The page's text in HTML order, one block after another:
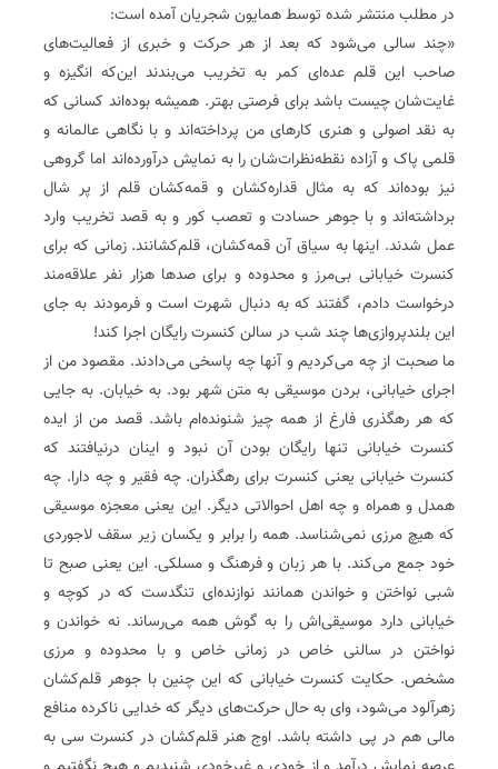
در مطلب منتشر شده توسط همایون شجریان آمده است:
«چند سالی می‌شود که بعد از هر حرکت و خبری از فعالیت‌های
صاحب این قلم عده‌ای کمر به تخریب می‌بندند این‌که انگیزه و
غایت‌شان چیست باشد برای فرصتی بهتر. همیشه بوده‌اند کسانی که
به نقد اصولی و هنری کارهای من پرداخته‌اند و با نگاهی عالمانه و
قلمی پاک و آزاده نقطه‌نظرات‌شان را به نمایش درآورده‌اند اما گروهی
نیز بوده‌اند که به مثال قداره‌کشان و قمه‌کشان قلم از پر شال
برداشته‌اند و با جوهر حسادت و تعصب کور و به قصد تخریب وارد
عمل شدند. اینها به سیاق آن قمه‌کشان، قلم‌کشانند. زمانی که برای
کنسرت خیابانی بی‌مرز و محدوده و برای صدها هزار نفر علاقه‌مند
درخواست دادم، گفتند که به دنبال شهرت است و فرمودند به جای
این بلندپروازی‌ها چند شب در سالن کنسرت رایگان اجرا کند!
ما صحبت از چه می‌کردیم و آنها چه پاسخی می‌دادند. مقصود من از
اجرای خیابانی، بردن موسیقی به متن شهر بود. به خیابان. به جایی
که هر رهگذری فارغ از همه چیز شنونده‌ام باشد. قصد من از ایده
کنسرت خیابانی تنها رایگان بودن آن نبود و اینان درنیافتند که
کنسرت خیابانی یعنی کنسرت برای رهگذران. چه فقیر و چه دارا. چه
همدل و همراه و چه اهل احوالاتی دیگر. این یعنی معجزه موسیقی
که هیچ مرزی نمی‌شناسد. همه را برابر و یکسان زیر سقف لاجوردی
خود جمع می‌کند. با هر زبان و فرهنگ و مسلکی. این یعنی صبح تا
شبی نواختن و خواندن همانند نوازنده‌ای تنگدست که در کوچه و
خیابانی دارد موسیقی‌اش را به گوش همه می‌رساند. نه خواندن و
نواختن در سالنی خاص در زمانی خاص و با محدوده و مرزی
مشخص. حکایت کنسرت خیابانی که این چنین با جوهر قلم‌کشان
زهرآلود می‌شود، وای به حال حرکت‌های دیگر که خدایی ناکرده منافع
مالی هم در پی داشته باشد. اوج هنر قلم‌کشان در کنسرت سی به